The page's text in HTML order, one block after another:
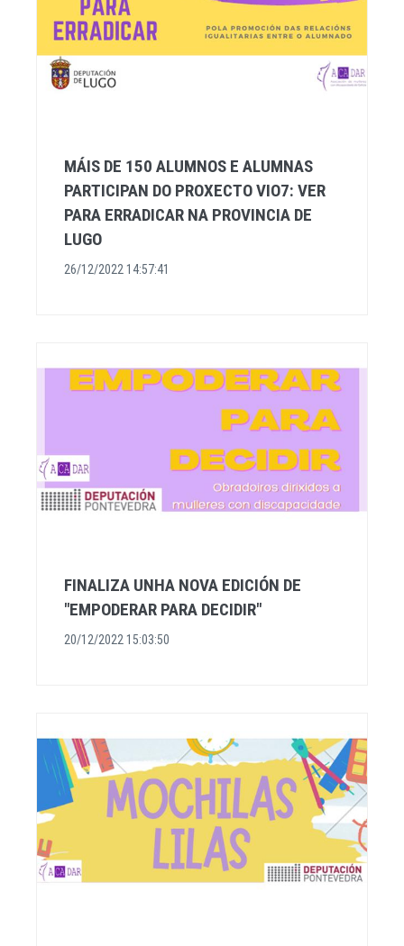
MÁIS DE 150 ALUMNOS E ALUMNAS
PARTICIPAN DO PROXECTO VIO7: VER
PARA ERRADICAR NA PROVINCIA DE
LUGO
26/12/2022 14:57:41
FINALIZA UNHA NOVA EDICIÓN DE
"EMPODERAR PARA DECIDIR"
20/12/2022 15:03:50